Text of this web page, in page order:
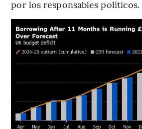
por los responsables políticos.